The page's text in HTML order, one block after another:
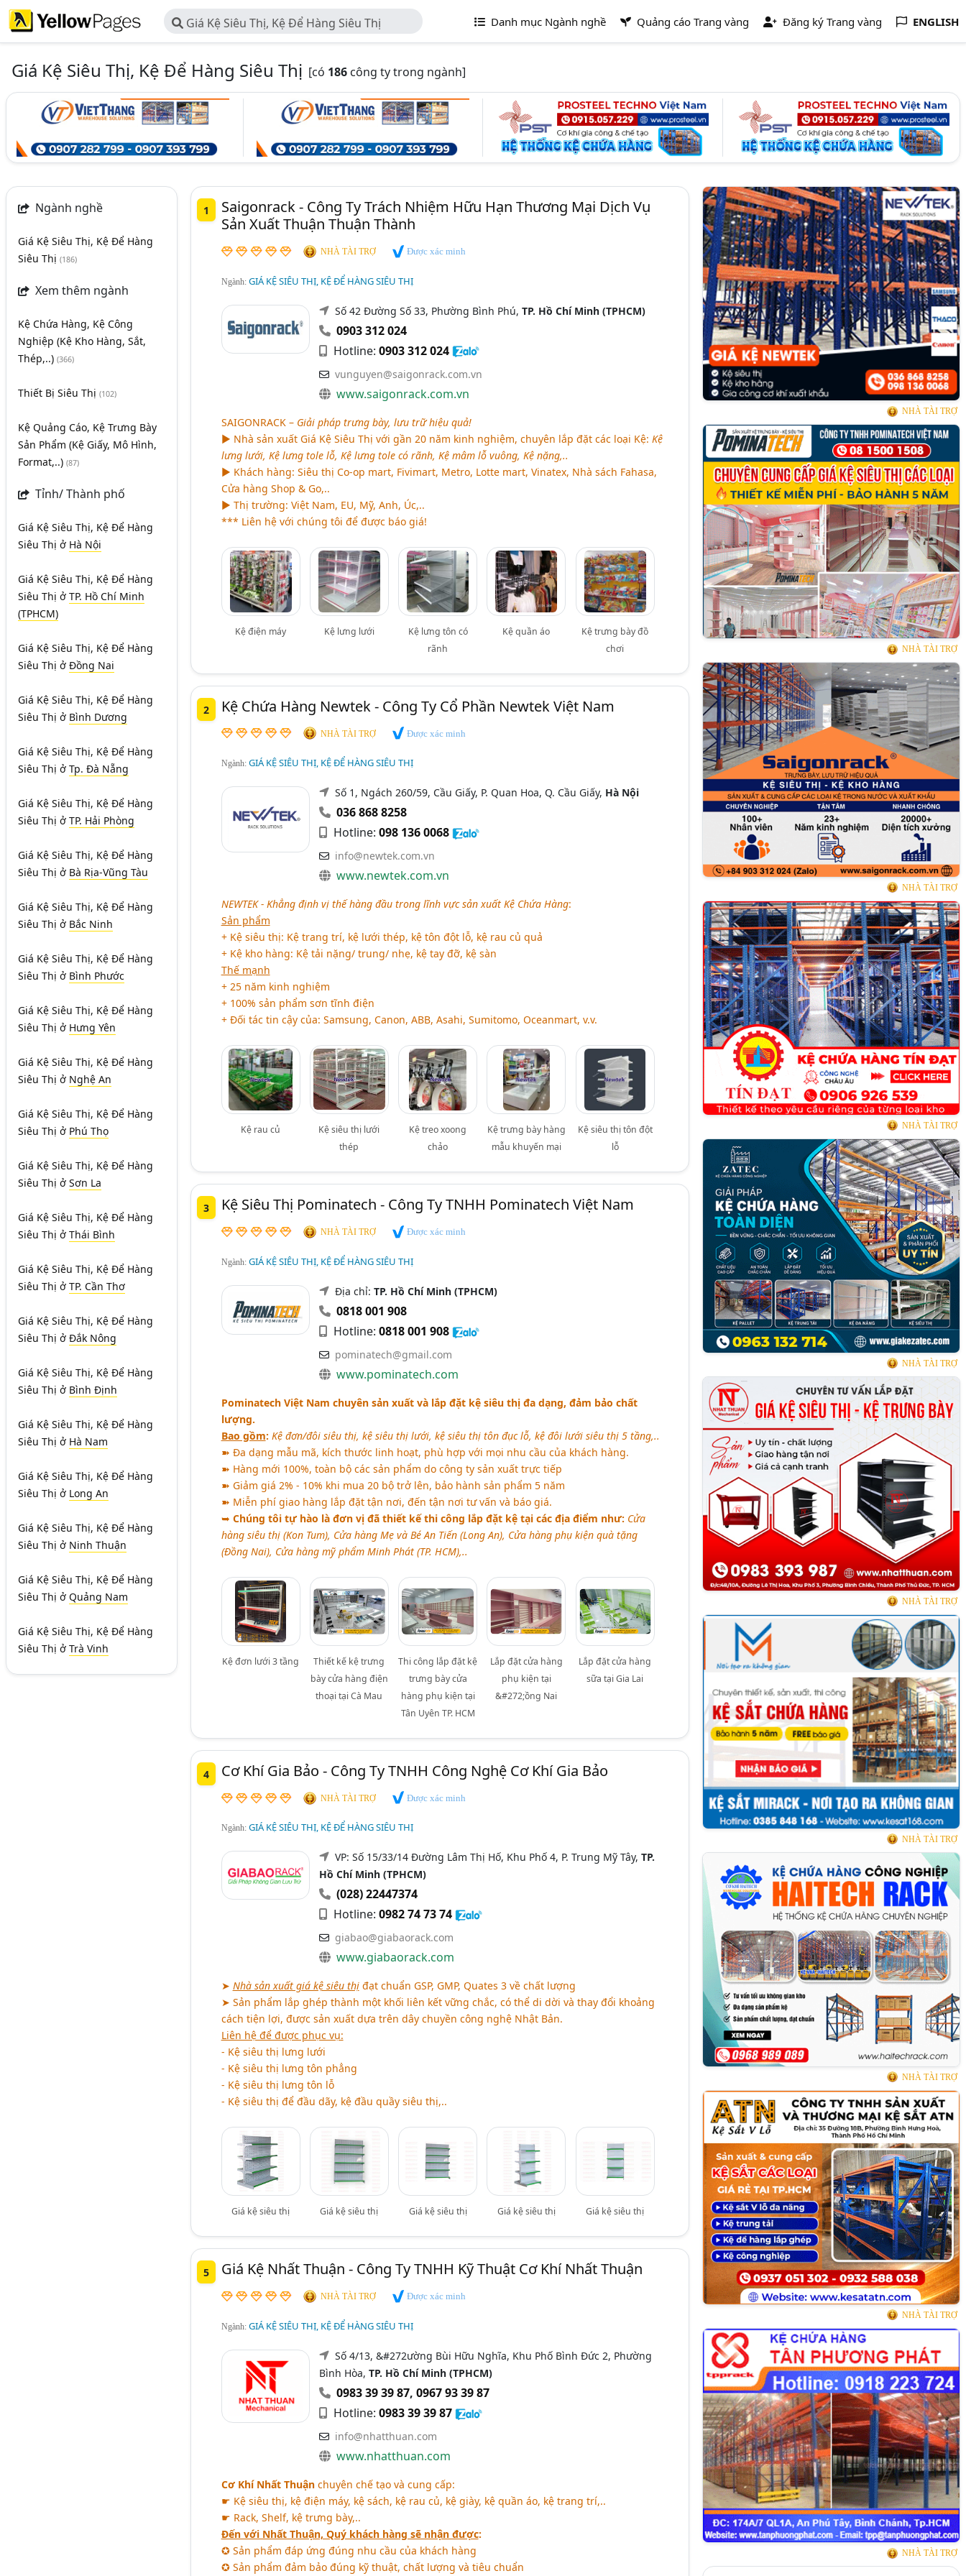
Giá Kệ Siêu Thị, Kệ Để Hàng Siêu Thị Danh mục Ngành nghề Quảng cáo Trang vàng Đăng ký Trang vàng ENGLISH
Giá Kệ Siêu Thị, Kệ Để Hàng Siêu Thị [có 186 công ty trong ngành]
Ngành nghề
Giá Kệ Siêu Thị, Kệ Để Hàng
Siêu Thị (186)
Xem thêm ngành
Kệ Chứa Hàng, Kệ Công
Nghiệp (Kệ Kho Hàng, Sắt,
Thép,..) (366)
Thiết Bị Siêu Thị (102)
Kệ Quảng Cáo, Kệ Trưng Bày
Sản Phẩm (Kệ Giấy, Mô Hình,
Format,..) (87)
Tỉnh/ Thành phố
Giá Kệ Siêu Thị, Kệ Để Hàng
Siêu Thị ở Hà Nội
Giá Kệ Siêu Thị, Kệ Để Hàng
Siêu Thị ở TP. Hồ Chí Minh
(TPHCM)
Giá Kệ Siêu Thị, Kệ Để Hàng
Siêu Thị ở Đồng Nai
Giá Kệ Siêu Thị, Kệ Để Hàng
Siêu Thị ở Bình Dương
Giá Kệ Siêu Thị, Kệ Để Hàng
Siêu Thị ở Tp. Đà Nẵng
Giá Kệ Siêu Thị, Kệ Để Hàng
Siêu Thị ở TP. Hải Phòng
Giá Kệ Siêu Thị, Kệ Để Hàng
Siêu Thị ở Bà Rịa-Vũng Tàu
Giá Kệ Siêu Thị, Kệ Để Hàng
Siêu Thị ở Bắc Ninh
Giá Kệ Siêu Thị, Kệ Để Hàng
Siêu Thị ở Bình Phước
Giá Kệ Siêu Thị, Kệ Để Hàng
Siêu Thị ở Hưng Yên
Giá Kệ Siêu Thị, Kệ Để Hàng
Siêu Thị ở Nghệ An
Giá Kệ Siêu Thị, Kệ Để Hàng
Siêu Thị ở Phú Thọ
Giá Kệ Siêu Thị, Kệ Để Hàng
Siêu Thị ở Sơn La
Giá Kệ Siêu Thị, Kệ Để Hàng
Siêu Thị ở Thái Bình
Giá Kệ Siêu Thị, Kệ Để Hàng
Siêu Thị ở TP. Cần Thơ
Giá Kệ Siêu Thị, Kệ Để Hàng
Siêu Thị ở Đắk Nông
Giá Kệ Siêu Thị, Kệ Để Hàng
Siêu Thị ở Bình Định
Giá Kệ Siêu Thị, Kệ Để Hàng
Siêu Thị ở Hà Nam
Giá Kệ Siêu Thị, Kệ Để Hàng
Siêu Thị ở Long An
Giá Kệ Siêu Thị, Kệ Để Hàng
Siêu Thị ở Ninh Thuận
Giá Kệ Siêu Thị, Kệ Để Hàng
Siêu Thị ở Quảng Nam
Giá Kệ Siêu Thị, Kệ Để Hàng
Siêu Thị ở Trà Vinh
1
Saigonrack - Công Ty Trách Nhiệm Hữu Hạn Thương Mại Dịch Vụ
Sản Xuất Thuận Thuận Thành
NHÀ TÀI TRỢ Được xác minh
Ngành: GIÁ KỆ SIÊU THỊ, KỆ ĐỂ HÀNG SIÊU THỊ
Số 42 Đường Số 33, Phường Bình Phú, TP. Hồ Chí Minh (TPHCM)
0903 312 024
Hotline: 0903 312 024
vunguyen@saigonrack.com.vn
www.saigonrack.com.vn
SAIGONRACK – Giải pháp trưng bày, lưu trữ hiệu quả!
► Nhà sản xuất Giá Kệ Siêu Thị với gần 20 năm kinh nghiệm, chuyên lắp đặt các loại Kệ: Kệ
lưng lưới, Kệ lưng tole lỗ, Kệ lưng tole có rãnh, Kệ mâm lỗ vuông, Kệ nặng,..
► Khách hàng: Siêu thị Co-op mart, Fivimart, Metro, Lotte mart, Vinatex, Nhà sách Fahasa,
Cửa hàng Shop & Go,..
► Thị trường: Việt Nam, EU, Mỹ, Anh, Úc,..
*** Liên hệ với chúng tôi để được báo giá!
Kệ điện máy Kệ lưng lưới
Kệ lưng tôn có
rãnh
Kệ quần áo
Kệ trưng bày đồ
chơi
2 Kệ Chứa Hàng Newtek - Công Ty Cổ Phần Newtek Việt Nam
NHÀ TÀI TRỢ Được xác minh
Ngành: GIÁ KỆ SIÊU THỊ, KỆ ĐỂ HÀNG SIÊU THỊ
Số 1, Ngách 260/59, Cầu Giấy, P. Quan Hoa, Q. Cầu Giấy, Hà Nội
036 868 8258
Hotline: 098 136 0068
info@newtek.com.vn
www.newtek.com.vn
NEWTEK - Khẳng định vị thế hàng đầu trong lĩnh vực sản xuất Kệ Chứa Hàng:
Sản phẩm
+ Kệ siêu thị: Kệ trang trí, kệ lưới thép, kệ tôn đột lỗ, kệ rau củ quả
+ Kệ kho hàng: Kệ tải nặng/ trung/ nhẹ, kệ tay đỡ, kệ sàn
Thế mạnh
+ 25 năm kinh nghiệm
+ 100% sản phẩm sơn tĩnh điện
+ Đối tác tin cậy của: Samsung, Canon, ABB, Asahi, Sumitomo, Oceanmart, v.v.
Kệ rau củ
Kệ siêu thị lưới
thép
Kệ treo xoong
chảo
Kệ trưng bày hàng
mẫu khuyến mại
Kệ siêu thị tôn đột
lỗ
3 Kệ Siêu Thị Pominatech - Công Ty TNHH Pominatech Việt Nam
NHÀ TÀI TRỢ Được xác minh
Ngành: GIÁ KỆ SIÊU THỊ, KỆ ĐỂ HÀNG SIÊU THỊ
Địa chỉ: TP. Hồ Chí Minh (TPHCM)
0818 001 908
Hotline: 0818 001 908
pominatech@gmail.com
www.pominatech.com
Pominatech Việt Nam chuyên sản xuất và lắp đặt kệ siêu thị đa dạng, đảm bảo chất
lượng.
Bao gồm: Kệ đơn/đôi siêu thị, kệ siêu thị lưới, kệ siêu thị tôn đục lỗ, kệ đôi lưới siêu thị 5 tầng,..
➽ Đa dạng mẫu mã, kích thước linh hoạt, phù hợp với mọi nhu cầu của khách hàng.
➽ Hàng mới 100%, toàn bộ các sản phẩm do công ty sản xuất trực tiếp
➽ Giảm giá 2% - 10% khi mua 20 bộ trở lên, bảo hành sản phẩm 5 năm
➽ Miễn phí giao hàng lắp đặt tận nơi, đến tận nơi tư vấn và báo giá.
➥ Chúng tôi tự hào là đơn vị đã thiết kế thi công lắp đặt kệ tại các địa điểm như: Cửa
hàng siêu thị (Kon Tum), Cửa hàng Mẹ và Bé An Tiến (Long An), Cửa hàng phụ kiện quà tặng
(Đồng Nai), Cửa hàng mỹ phẩm Minh Phát (TP. HCM),..
Kệ đơn lưới 3 tầng
Thiết kế kệ trưng
bày cửa hàng điện
thoại tại Cà Mau
Thi công lắp đặt kệ
trưng bày cửa
hàng phụ kiện tại
Tân Uyên TP. HCM
Lắp đặt cửa hàng
phụ kiện tại
&#272;ồng Nai
Lắp đặt cửa hàng
sữa tại Gia Lai
4 Cơ Khí Gia Bảo - Công Ty TNHH Công Nghệ Cơ Khí Gia Bảo
NHÀ TÀI TRỢ Được xác minh
Ngành: GIÁ KỆ SIÊU THỊ, KỆ ĐỂ HÀNG SIÊU THỊ
VP: Số 15/33/14 Đường Lâm Thị Hố, Khu Phố 4, P. Trung Mỹ Tây, TP.
Hồ Chí Minh (TPHCM)
(028) 22447374
Hotline: 0982 74 73 74
giabao@giabaorack.com
www.giabaorack.com
➤ Nhà sản xuất giá kệ siêu thịđạt chuẩn GSP, GMP, Quates 3 về chất lượng
➤ Sản phẩm lắp ghép thành một khối liên kết vững chắc, có thể di dời và thay đổi khoảng
cách tiện lợi, được sản xuất dựa trên dây chuyền công nghệ Nhật Bản.
Liên hệ để được phục vụ:
- Kệ siêu thị lưng lưới
- Kệ siêu thị lưng tôn phẳng
- Kệ siêu thị lưng tôn lỗ
- Kệ siêu thị để đầu dãy, kệ đầu quầy siêu thị,..
Giá kệ siêu thị Giá kệ siêu thị Giá kệ siêu thị Giá kệ siêu thị Giá kệ siêu thị
5 Giá Kệ Nhất Thuận - Công Ty TNHH Kỹ Thuật Cơ Khí Nhất Thuận
NHÀ TÀI TRỢ Được xác minh
Ngành: GIÁ KỆ SIÊU THỊ, KỆ ĐỂ HÀNG SIÊU THỊ
Số 4/13, &#272ường Bùi Hữu Nghĩa, Khu Phố Bình Đức 2, Phường
Bình Hòa, TP. Hồ Chí Minh (TPHCM)
0983 39 39 87, 0967 93 39 87
Hotline: 0983 39 39 87
info@nhatthuan.com
www.nhatthuan.com
Cơ Khí Nhất Thuậnchuyên chế tạo và cung cấp:
☛ Kệ siêu thị, kệ điện máy, kệ sách, kệ rau củ, kệ giày, kệ quần áo, kệ trang trí,..
☛ Rack, Shelf, kệ trưng bày,..
Đến với Nhất Thuận, Quý khách hàng sẽ nhận được:
✪ Sản phẩm đáp ứng đúng nhu cầu của khách hàng
✪ Sản phẩm đảm bảo đúng kỹ thuật, chất lượng và tiêu chuẩn
NHÀ TÀI TRỢ
NHÀ TÀI TRỢ
NHÀ TÀI TRỢ
NHÀ TÀI TRỢ
NHÀ TÀI TRỢ
NHÀ TÀI TRỢ
NHÀ TÀI TRỢ
NHÀ TÀI TRỢ
NHÀ TÀI TRỢ
NHÀ TÀI TRỢ